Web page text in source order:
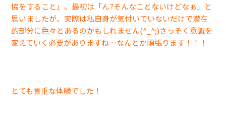
協をすること」。最初は「ん?そんなことないけどなぁ」と
思いましたが、実際は私自身が気付いていないだけで潜在
的部分に色々とあるのかもしれません(^_^;)さっそく意識を
変えていく必要がありますね…なんとか頑張ります！！！
とても貴重な体験でした！